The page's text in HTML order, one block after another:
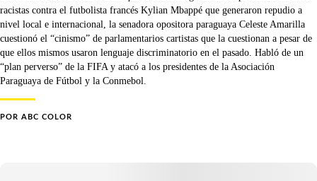
racistas contra el futbolista francés Kylian Mbappé que generaron repudio a
nivel local e internacional, la senadora opositora paraguaya Celeste Amarilla
cuestionó el “cinismo” de parlamentarios cartistas que la cuestionan a pesar de
que ellos mismos usaron lenguaje discriminatorio en el pasado. Habló de un
“plan perverso” de la FIFA y atacó a los presidentes de la Asociación
Paraguaya de Fútbol y la Conmebol.
POR ABC COLOR